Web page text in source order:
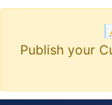
Publish your